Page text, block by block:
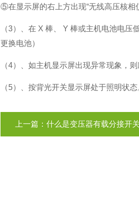
⑤在显示屏的右上方出现“无线高压核相
（3）、在 X 棒、 Y 棒或主机电池电
更换电池）
（4）、如主机显示屏出现异常现象，
（5）、按背光开关显示屏处于照明状态
上一篇： 什么是变压器有载分接开